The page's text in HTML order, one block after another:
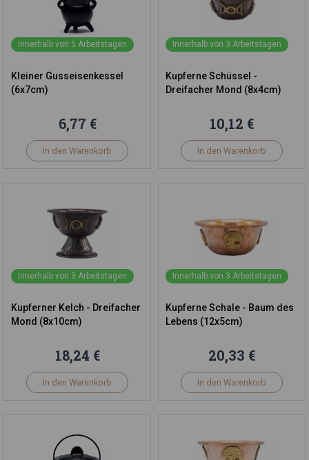
Innerhalb von 5 Arbeitstagen
Kleiner Gusseisenkessel
(6x7cm)
6,77 €
In den Warenkorb
Innerhalb von 3 Arbeitstagen
Kupferne Schüssel -
Dreifacher Mond (8x4cm)
10,12 €
In den Warenkorb
Innerhalb von 3 Arbeitstagen
Kupferner Kelch - Dreifacher
Mond (8x10cm)
18,24 €
In den Warenkorb
Innerhalb von 3 Arbeitstagen
Kupferne Schale - Baum des
Lebens (12x5cm)
20,33 €
In den Warenkorb